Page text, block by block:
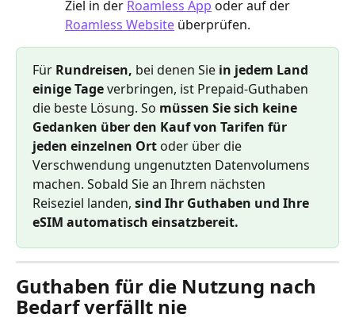
Ziel in der Roamless App oder auf der
Roamless Website überprüfen.
Für Rundreisen, bei denen Sie in jedem Land
einige Tage verbringen, ist Prepaid-Guthaben
die beste Lösung. So müssen Sie sich keine
Gedanken über den Kauf von Tarifen für
jeden einzelnen Ort oder über die
Verschwendung ungenutzten Datenvolumens
machen. Sobald Sie an Ihrem nächsten
Reiseziel landen, sind Ihr Guthaben und Ihre
eSIM automatisch einsatzbereit.
Guthaben für die Nutzung nach
Bedarf verfällt nie